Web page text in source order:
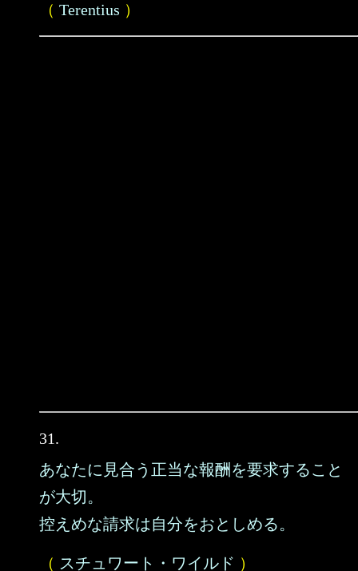
（ Terentius ）
31.
あなたに見合う正当な報酬を要求すること
が大切。
控えめな請求は自分をおとしめる。
（ スチュワート・ワイルド ）